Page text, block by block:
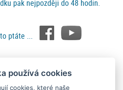
pak nejpozději do 48 hodin.
ptáte ...
metody
používá cookies
cookies, které naše